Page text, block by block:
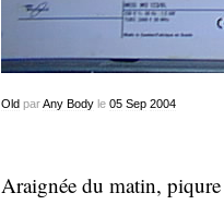
Old parAny Bodyle 05 Sep 2004
Araignée du matin,